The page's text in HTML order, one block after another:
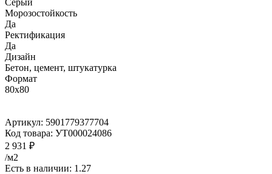
Морозостойкость
Да
Ректификация
Да
Дизайн
Бетон, цемент, штукатурка
Формат
80x80
Артикул: 5901779377704
Код товара: УТ000024086
2 931 ₽
/м2
Есть в наличии: 1.27